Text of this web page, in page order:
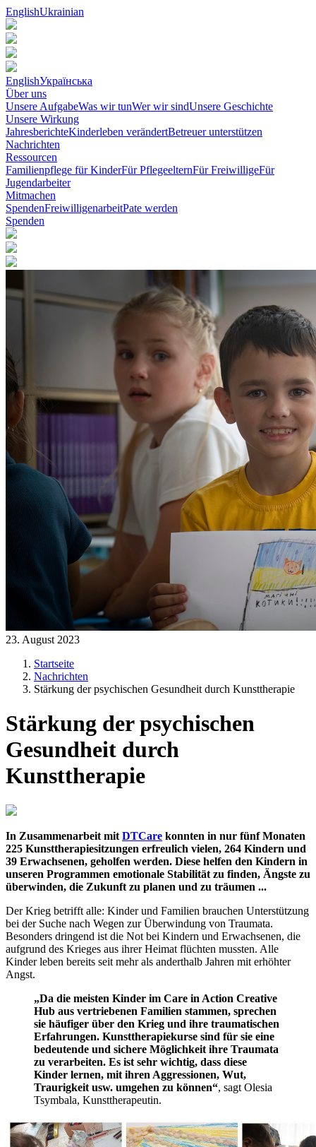
EnglishUkrainian
EnglishУкраїнська
Über uns
Unsere AufgabeWas wir tunWer wir sindUnsere Geschichte
Unsere Wirkung
JahresberichteKinderleben verändertBetreuer unterstützen
Nachrichten
Ressourcen
Familienpflege für KinderFür PflegeelternFür FreiwilligeFür
Jugendarbeiter
Mitmachen
SpendenFreiwilligenarbeitPate werden
Spenden
23. August 2023
Startseite
Nachrichten
Stärkung der psychischen Gesundheit durch Kunsttherapie
Stärkung der psychischen
Gesundheit durch
Kunsttherapie
In Zusammenarbeit mit DTCare konnten in nur fünf Monaten
225 Kunsttherapiesitzungen erfreulich vielen, 264 Kindern und
39 Erwachsenen, geholfen werden. Diese helfen den Kindern in
unseren Programmen emotionale Stabilität zu finden, Ängste zu
überwinden, die Zukunft zu planen und zu träumen ...
Der Krieg betrifft alle: Kinder und Familien brauchen Unterstützung
bei der Suche nach Wegen zur Überwindung von Traumata.
Besonders dringend ist die Not bei Kindern und Erwachsenen, die
aufgrund des Krieges aus ihrer Heimat flüchten mussten. Alle
Kinder leben bereits seit mehr als anderthalb Jahren mit erhöhter
Angst.
„Da die meisten Kinder im Care in Action Creative
Hub aus vertriebenen Familien stammen, sprechen
sie häufiger über den Krieg und ihre traumatischen
Erfahrungen. Kunsttherapiekurse sind für sie eine
bedeutende und sichere Möglichkeit ihre Traumata
zu verarbeiten. Es ist sehr wichtig, dass diese
Kinder lernen, mit ihren Aggressionen, Wut,
Traurigkeit usw. umgehen zu können“, sagt Olesia
Tsymbala, Kunsttherapeutin.